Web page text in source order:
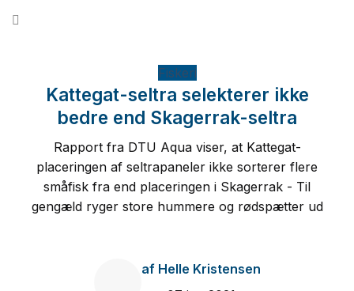
Fiskeri
Kattegat-seltra selekterer ikke
bedre end Skagerrak-seltra
Rapport fra DTU Aqua viser, at Kattegat-
placeringen af seltrapaneler ikke sorterer flere
småfisk fra end placeringen i Skagerrak - Til
gengæld ryger store hummere og rødspætter ud
afHelle Kristensen